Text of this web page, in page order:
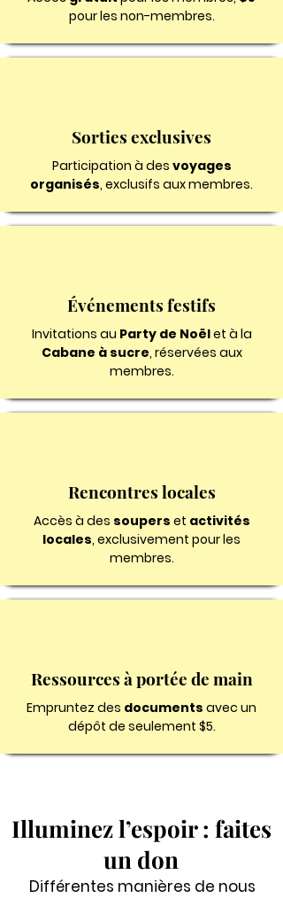
pour les non-membres.
Sorties exclusives
Participation à des voyages
organisés, exclusifs aux membres.
Événements festifs
Invitations au Party de Noëlet à la
Cabane à sucre, réservées aux
membres.
Rencontres locales
Accès à des soupers et activités
locales, exclusivement pour les
membres.
Ressources à portée de main
Empruntez des documents avec un
dépôt de seulement $5.
Illuminez l’espoir : faites
un don
Différentes manières de nous